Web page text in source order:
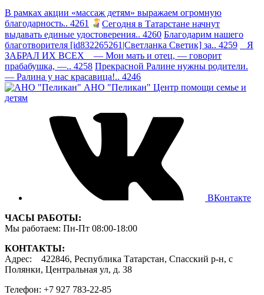
В рамках акции «массаж детям» выражаем огромную
благодарность.. 4261
Сегодня в Татарстане начнут
выдавать единые удостоверения.. 4260 Благодарим нашего
благотворителя [id832265261|Светланка Светик] за.. 4259
Я
ЗАБРАЛ ИХ ВСЕХ — Мои мать и отец, — говорит
прабабушка, —.. 4258 Прекрасной Ралине нужны родители.
— Ралина у нас красавица!.. 4246
АНО "Пеликан" Центр помощи семье и
детям
ВКонтакте
ЧАСЫ РАБОТЫ:
Мы работаем: Пн-Пт 08:00-18:00
КОНТАКТЫ:
Адрес: 422846, Республика Татарстан, Спасский р-н, с
Полянки, Центральная ул, д. 38
Телефон: +7 927 783-22-85